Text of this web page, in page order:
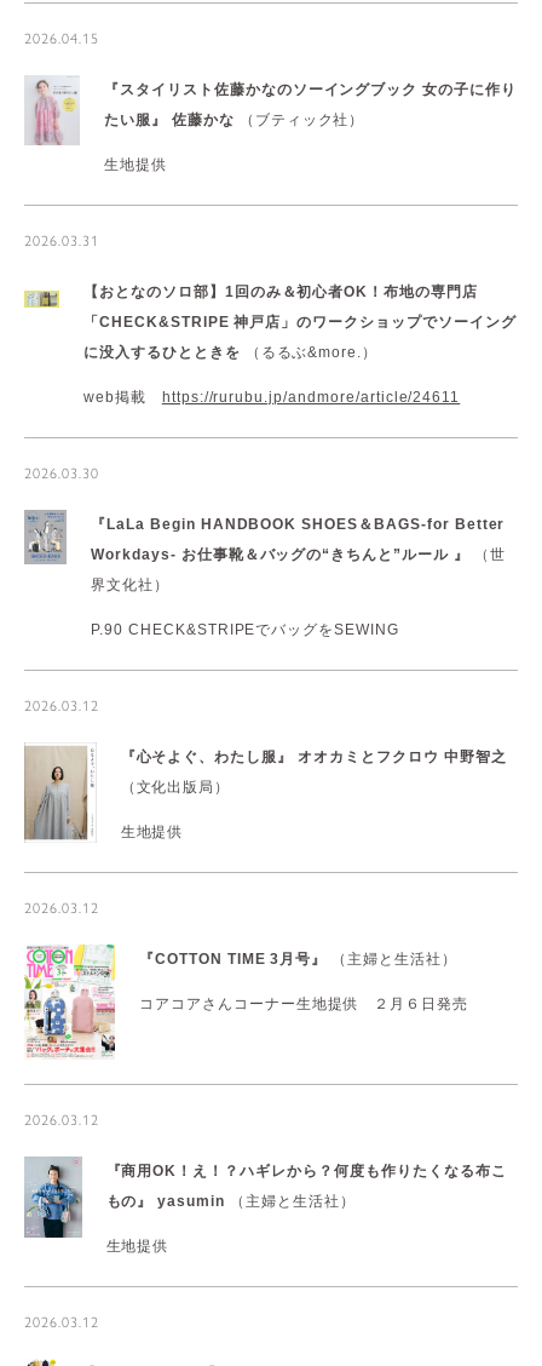
2026.04.15
『スタイリスト佐藤かなのソーイングブック 女の子に作り
たい服』 佐藤かな （ブティック社）
生地提供
2026.03.31
【おとなのソロ部】1回のみ＆初心者OK！布地の専門店
「CHECK&STRIPE 神戸店」のワークショップでソーイング
に没入するひとときを
（るるぶ&more.）
web掲載 https://rurubu.jp/andmore/article/24611
2026.03.30
『LaLa Begin HANDBOOK SHOES＆BAGS-for Better
Workdays- お仕事靴＆バッグの“きちんと”ルール 』
（世
界文化社）
P.90 CHECK&STRIPEでバッグをSEWING
2026.03.12
『心そよぐ、わたし服』 オオカミとフクロウ 中野智之
（文化出版局）
生地提供
2026.03.12
『COTTON TIME 3月号』 （主婦と生活社）
コアコアさんコーナー生地提供 ２月６日発売
2026.03.12
『商用OK！え！？ハギレから？何度も作りたくなる布こ
もの』yasumin （主婦と生活社）
生地提供
2026.03.12